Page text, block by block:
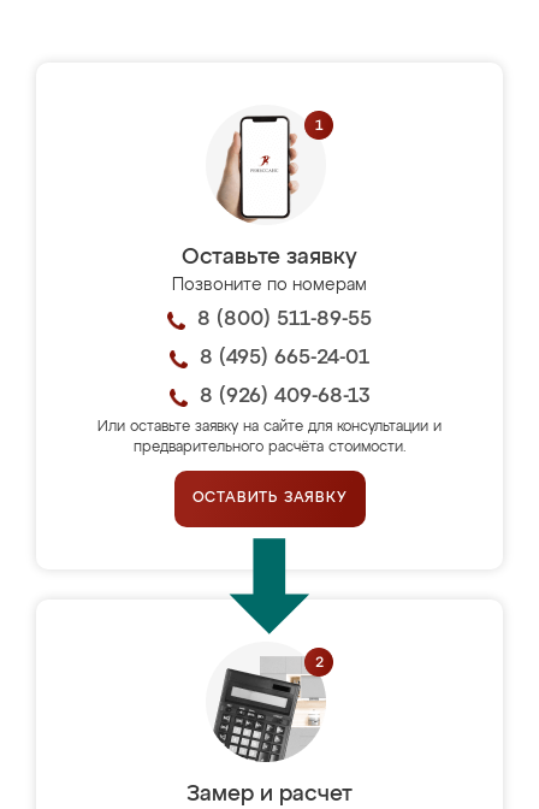
Оставьте заявку
Позвоните по номерам
8 (800) 511-89-55
8 (495) 665-24-01
8 (926) 409-68-13
Или оставьте заявку на сайте для консультации и
предварительного расчёта стоимости.
ОСТАВИТЬ ЗАЯВКУ
Замер и расчет